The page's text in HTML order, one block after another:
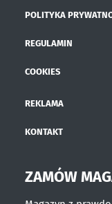
POLITYKA
REGULAMIN
COOKIES
REKLAMA
KONTAKT
ZAMÓW